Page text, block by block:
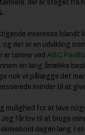
der er steget fra
interesse blandt
det er en udvikling
er tømrer ved ABC
en lang årrække
nok vil pålægge det
kvinder til at
mulighed for at lave
Jeg får lov til at bruge
dagen lang. I